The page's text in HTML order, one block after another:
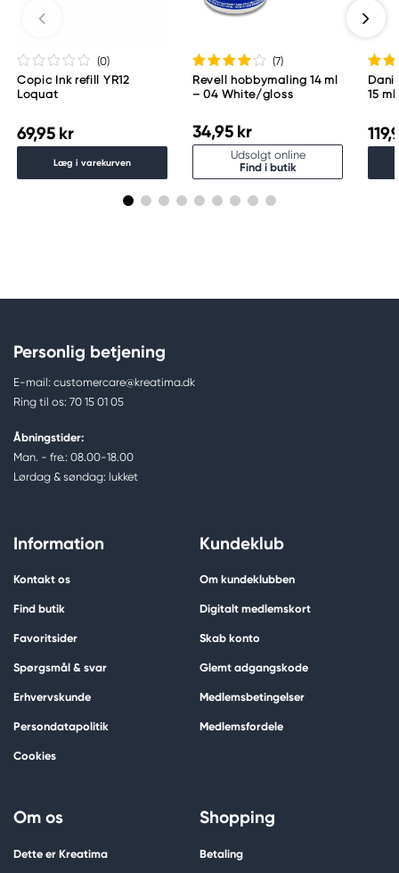
(0)
Copic Ink refill YR12
Loquat
69,95 kr
Læg i varekurven
(7)
Revell hobbymaling 14 ml
– 04 White/gloss
34,95 kr
Udsolgt online
Find i butik
15
Personlig betjening
E-mail: customercare@kreatima.dk
Ring til os: 70 15 01 05
Åbningstider:
Man. - fre.: 08.00-18.00
Lørdag & søndag: lukket
Information
Kontakt os
Find butik
Favoritsider
Spørgsmål & svar
Erhvervskunde
Persondatapolitik
Cookies
Kundeklub
Om kundeklubben
Digitalt medlemskort
Skab konto
Glemt adgangskode
Medlemsbetingelser
Medlemsfordele
Om os
Dette er Kreatima
Shopping
Betaling